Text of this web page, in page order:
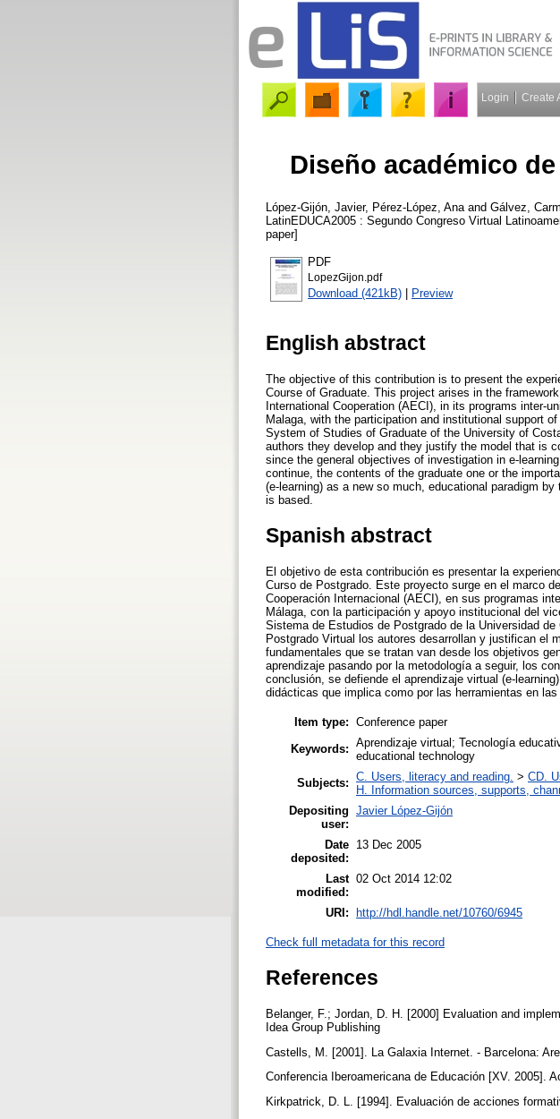
Login Create
Diseño académico
López-Gijón, Javier, Pérez-López, Ana and Gálvez,
LatinEDUCA2005 : Segundo Congreso Virtual
paper]
PDF
LopezGijon.pdf
Download (421kB) | Preview
English abstract
The objective of this contribution is to present the
Course of Graduate. This project arises in the
International Cooperation (AECI), in its programs inter-
Malaga, with the participation and institutional support
System of Studies of Graduate of the University of
authors they develop and they justify the model that is
since the general objectives of investigation in e-
continue, the contents of the graduate one or the
(e-learning) as a new so much, educational paradigm
is based.
Spanish abstract
El objetivo de esta contribución es presentar la
Curso de Postgrado. Este proyecto surge en el marco
Cooperación Internacional (AECI), en sus programas
Málaga, con la participación y apoyo institucional del
Sistema de Estudios de Postgrado de la Universidad
Postgrado Virtual los autores desarrollan y justifican el
fundamentales que se tratan van desde los objetivos
aprendizaje pasando por la metodología a seguir, los
conclusión, se defiende el aprendizaje virtual (e-
didácticas que implica como por las herramientas en
Item type: Conference paper
Keywords: Aprendizaje virtual; Tecnología
educational technology
Subjects: C. Users, literacy and reading. > CD.
H. Information sources, supports,
Depositing
user:
Javier López-Gijón
Date
deposited:
13 Dec 2005
Last
modified:
02 Oct 2014 12:02
URI: http://hdl.handle.net/10760/6945
Check full metadata for this record
References
Belanger, F.; Jordan, D. H. [2000] Evaluation and
Idea Group Publishing
Castells, M. [2001]. La Galaxia Internet. - Barcelona:
Conferencia Iberoamericana de Educación [XV. 2005].
Kirkpatrick, D. L. [1994]. Evaluación de acciones